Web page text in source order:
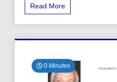
Read More
0 Minutes